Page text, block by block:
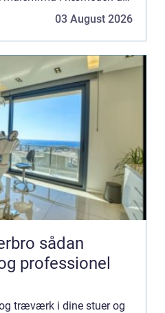
et malerfirma til at
03 August 2026
professionel
træværk i dine stuer og